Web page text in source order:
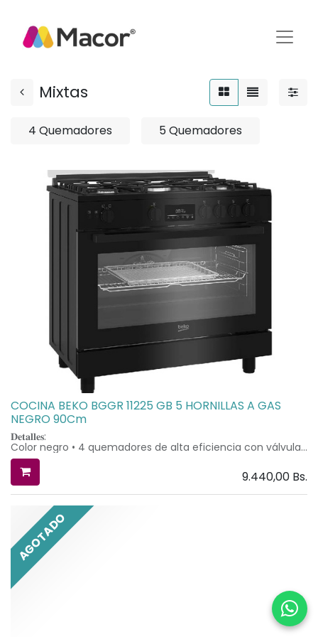
Mixtas
4 Quemadores 5 Quemadores
COCINA BEKO BGGR 11225 GB 5 HORNILLAS A GAS
NEGRO 90Cm
𝐃𝐞𝐭𝐚𝐥𝐥𝐞𝐬:
Color negro • 4 quemadores de alta eficiencia con válvula
de seguridad corta-gas + 1 Wok triple llama • Encendido de
llama automático integrado • Parrilla de hierro fundido.
𝐃𝐞𝐭𝐚𝐥𝐥𝐞𝐬 𝐝𝐞𝐥 𝐡𝐨𝐫𝐧𝐨:
Timer digital con sistema de apagado automático • Doble
Quemador inferior y grill dorador a GAS • Luz en el horno •
Cocción asistida por ventilador • Rostizador o sistema de
spiedo
𝐃𝐢𝐦𝐞𝐧𝐬𝐢𝐨𝐧𝐞𝐬:
• Altura: 88,5 cm
• Ancho: 90 cm
• Profundidad: 66 cm
Procedencia Europea
Asistencia técnica y repuestos originales provistos por
9.440,00 Bs.
AGOTADO